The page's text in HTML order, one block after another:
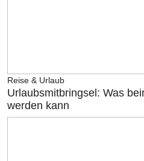
Reise & Urlaub
Urlaubsmitbringsel: Was
werden kann